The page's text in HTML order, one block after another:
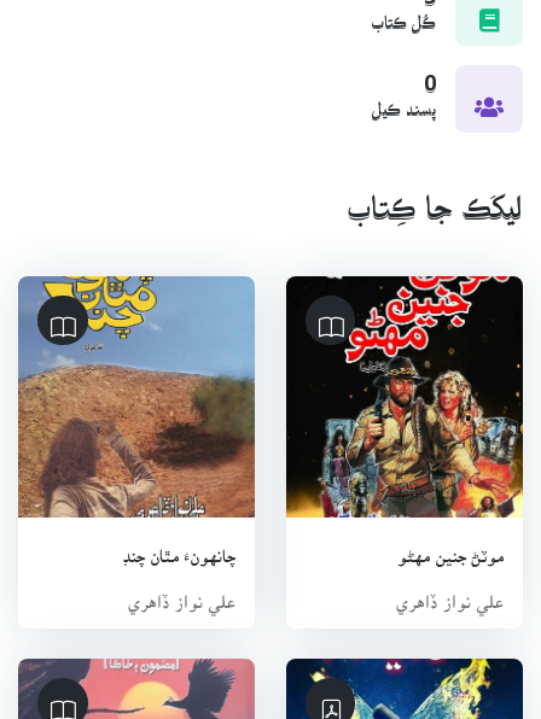
جو فڪري اڀياس وغيره آهن.
ازدواجي زندگي:
اولاد :
3 پٽ:
1: زوهيب نواز. 2: سهيل نواز ۽3: فيصل نواز.
2017 ۾ ايل پي آر تي رٽائر ڪيو.
ڪُل ڪتاب
0
پسند ڪيل
ليکَڪ جا ڪِتاب
علي نواز ڏاهري
چانهونءَ مٿان چنڊ
علي نواز ڏاهري